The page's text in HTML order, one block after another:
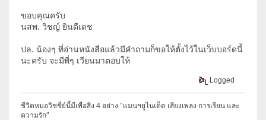
ขอบคุณครับ
นสพ. วิชญ์ ยินดีเดช
ปล. น้องๆ ที่อ่านหนังสือแล้วมีคำถามก็ขอให้ตั้งไว้ในเว็บบอร์ดนี้
นะครับ จะมีพี่ๆ เวียนมาตอบให้
Logged
ชีวิตหมอวิชชี่ย์นี้มีเพื่อสิ่ง 4 อย่าง "แมนฯยูไนเต็ด เสียงเพลง การเรียน และ
ความรัก"